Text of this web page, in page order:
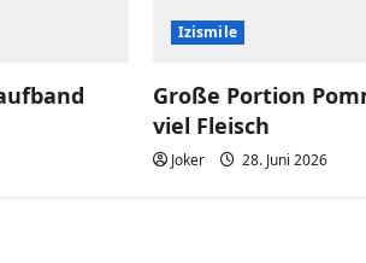
Izismile
Große Portion
viel Fleisch
Joker 28. Juni 2026